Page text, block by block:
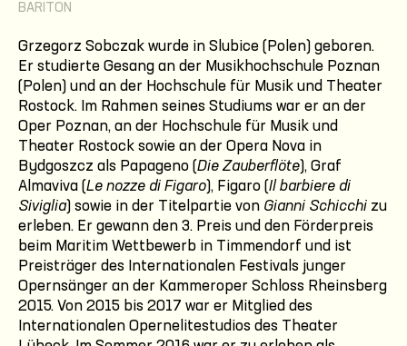
BARITON
Grzegorz Sobczak wurde in Slubice (Polen) geboren.
Er studierte Gesang an der Musikhochschule Poznan
(Polen) und an der Hochschule für Musik und Theater
Rostock. Im Rahmen seines Studiums war er an der
Oper Poznan, an der Hochschule für Musik und
Theater Rostock sowie an der Opera Nova in
Bydgoszcz als Papageno (Die Zauberflöte), Graf
Almaviva (Le nozze di Figaro), Figaro (Il barbiere di
Siviglia) sowie in der Titelpartie von Gianni Schicchi zu
erleben. Er gewann den 3. Preis und den Förderpreis
beim Maritim Wettbewerb in Timmendorf und ist
Preisträger des Internationalen Festivals junger
Opernsänger an der Kammeroper Schloss Rheinsberg
2015. Von 2015 bis 2017 war er Mitglied des
Internationalen Opernelitestudios des Theater